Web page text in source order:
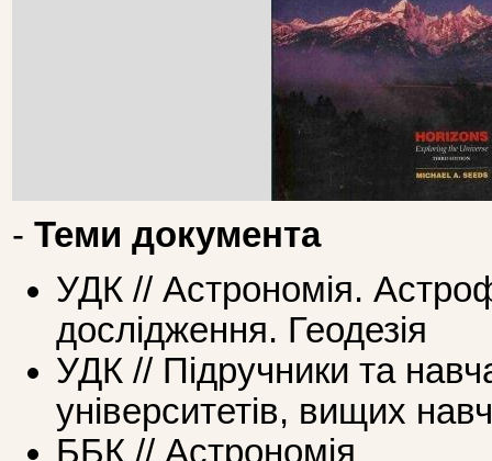
- Теми документа
УДК // Астрономія.
дослідження. Геодезія
УДК // Підручники та
університетів, вищих
ББК // Астрономія